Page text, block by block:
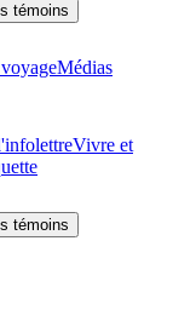
témoins
Médias
Vivre et
témoins